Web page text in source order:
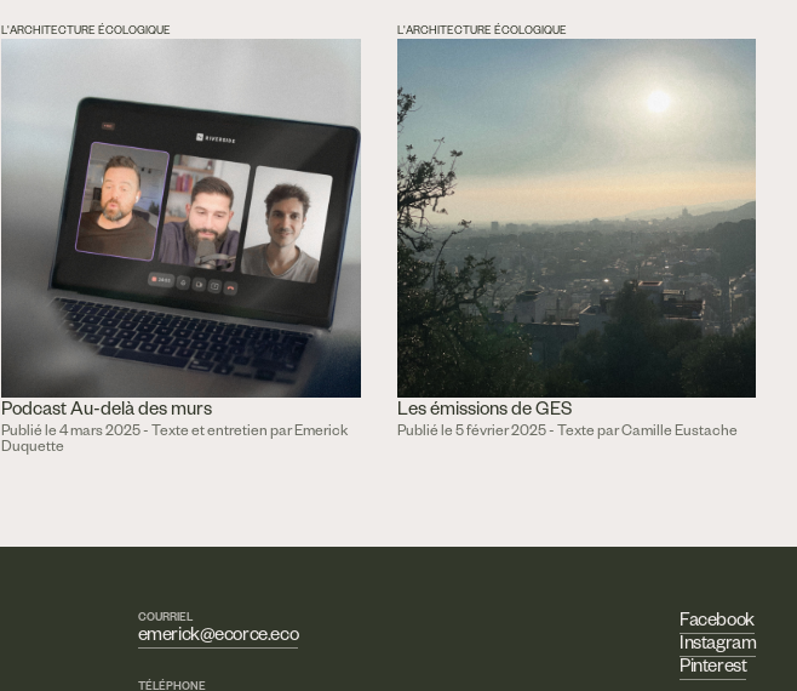
L'ARCHITECTURE ÉCOLOGIQUE
Podcast Au-delà des murs
Publié le 4 mars 2025 - Texte et entretien par Emerick
Duquette
L'ARCHITECTURE ÉCOLOGIQUE
Les émissions de GES
Publié le 5 février 2025 - Texte par Camille Eustache
COURRIEL
emerick@ecorce.eco
Facebook
Instagram
Pinterest